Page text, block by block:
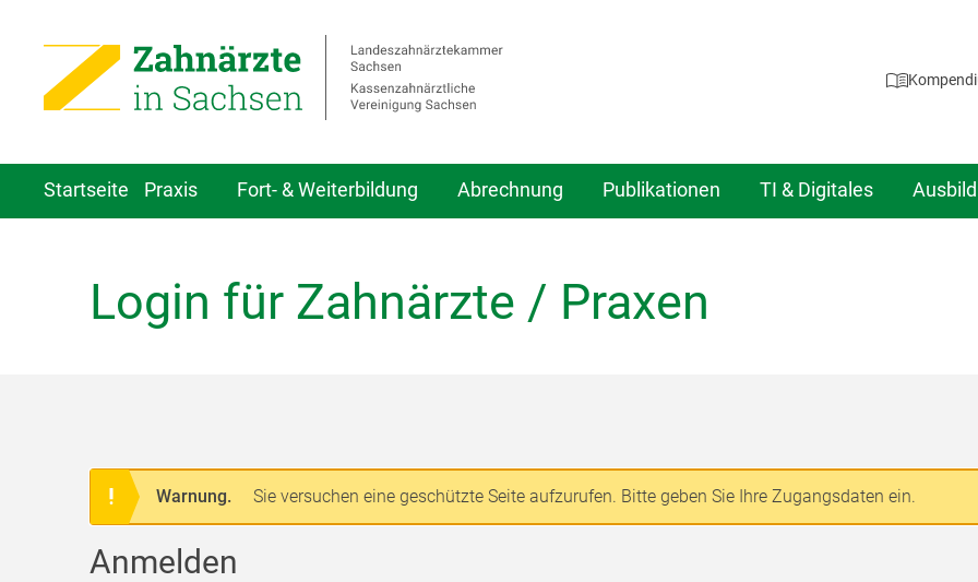
Startseite Praxis Fort- & Weiterbildung Abrechnung Publikationen TI & Digitales
Login für Zahnärzte / Praxen
Warnung. Sie versuchen eine geschützte Seite aufzurufen. Bitte geben Sie Ihre Zugangsdaten ein.
Anmelden